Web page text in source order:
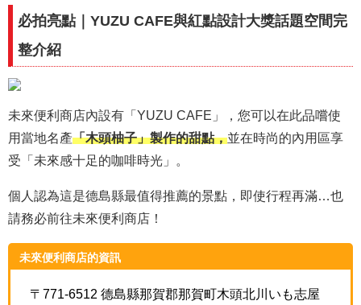
必拍亮點｜YUZU CAFE與紅點設計大獎話題空間完
整介紹
未來便利商店內設有「YUZU CAFE」，您可以在此品嚐使
用當地名產「木頭柚子」製作的甜點，並在時尚的內用區享
受「未來感十足的咖啡時光」。
個人認為這是德島縣最值得推薦的景點，即使行程再滿…也
請務必前往未來便利商店！
未來便利商店的資訊
〒771-6512 德島縣那賀郡那賀町木頭北川いも志屋